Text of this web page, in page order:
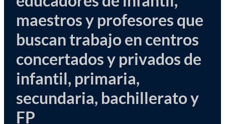
maestros y profesores que
buscan trabajo en centros
concertados y privados de
infantil, primaria,
secundaria, bachillerato y
FP